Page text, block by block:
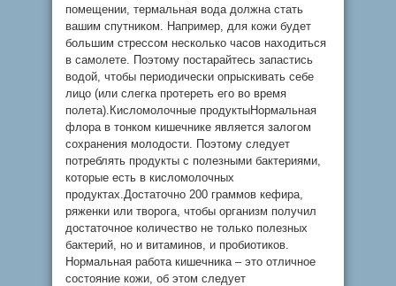
помещении, термальная вода должна стать
вашим спутником. Например, для кожи будет
большим стрессом несколько часов находиться
в самолете. Поэтому постарайтесь запастись
водой, чтобы периодически опрыскивать себе
лицо (или слегка протереть его во время
полета).Кисломолочные продуктыНормальная
флора в тонком кишечнике является залогом
сохранения молодости. Поэтому следует
потреблять продукты с полезными бактериями,
которые есть в кисломолочных
продуктах.Достаточно 200 граммов кефира,
ряженки или творога, чтобы организм получил
достаточное количество не только полезных
бактерий, но и витаминов, и пробиотиков.
Нормальная работа кишечника – это отличное
состояние кожи, об этом следует